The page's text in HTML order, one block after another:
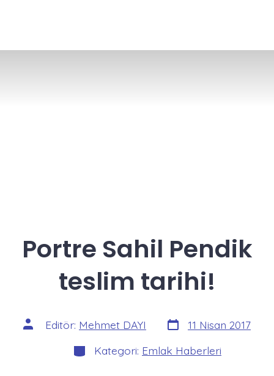
Portre Sahil Pendik
teslim tarihi!
Yazının
yazarı
Editör: Mehmet DAYI Yazı
tarihi
11 Nisan 2017
Kategoriler
Kategori: Emlak Haberleri